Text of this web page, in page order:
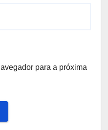
para a próxima